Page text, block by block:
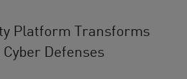
Platform Transforms
Defenses